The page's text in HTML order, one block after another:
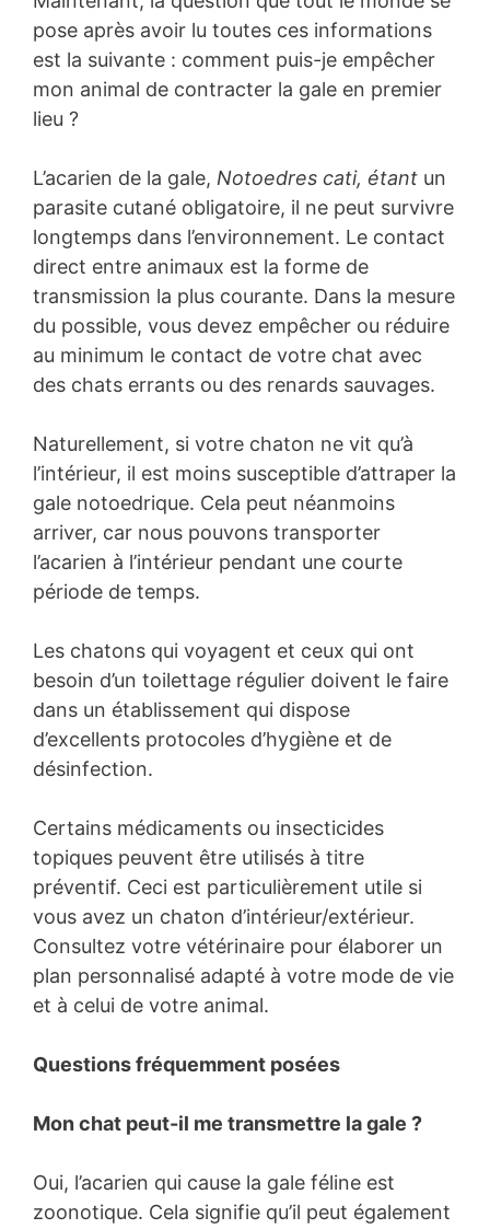
pose après avoir lu toutes ces informations
est la suivante : comment puis-je empêcher
mon animal de contracter la gale en premier
lieu ?
L’acarien de la gale, Notoedres cati, étant un
parasite cutané obligatoire, il ne peut survivre
longtemps dans l’environnement. Le contact
direct entre animaux est la forme de
transmission la plus courante. Dans la mesure
du possible, vous devez empêcher ou réduire
au minimum le contact de votre chat avec
des chats errants ou des renards sauvages.
Naturellement, si votre chaton ne vit qu’à
l’intérieur, il est moins susceptible d’attraper la
gale notoedrique. Cela peut néanmoins
arriver, car nous pouvons transporter
l’acarien à l’intérieur pendant une courte
période de temps.
Les chatons qui voyagent et ceux qui ont
besoin d’un toilettage régulier doivent le faire
dans un établissement qui dispose
d’excellents protocoles d’hygiène et de
désinfection.
Certains médicaments ou insecticides
topiques peuvent être utilisés à titre
préventif. Ceci est particulièrement utile si
vous avez un chaton d’intérieur/extérieur.
Consultez votre vétérinaire pour élaborer un
plan personnalisé adapté à votre mode de vie
et à celui de votre animal.
Questions fréquemment posées
Mon chat peut-il me transmettre la gale ?
Oui, l’acarien qui cause la gale féline est
zoonotique. Cela signifie qu’il peut également